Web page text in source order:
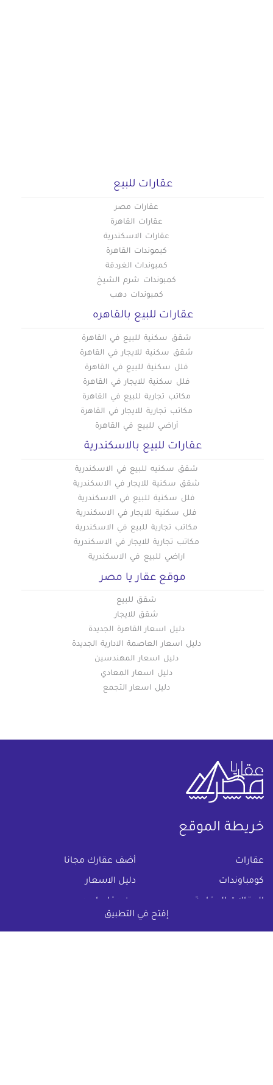
إفتح في التطبيق
عقارات للبيع
عقارات مصر
عقارات القاهرة
عقارات الاسكندرية
كبموندات القاهرة
كمبوندات الغردقة
كمبوندات شرم الشيخ
كمبوندات دهب
عقارات للبيع بالقاهره
شقق سكنية للبيع في القاهرة
شقق سكنية للايجار في القاهرة
فلل سكنية للبيع في القاهرة
فلل سكنية للايجار في القاهرة
مكاتب تجارية للبيع في القاهرة
مكاتب تجارية للايجار في القاهرة
أراضي للبيع في القاهرة
عقارات للبيع بالاسكندرية
شقق سكنيه للبيع في الاسكندرية
شقق سكنية للايجار في الاسكندرية
فلل سكنية للبيع في الاسكندرية
فلل سكنية للايجار في الاسكندرية
مكاتب تجارية للبيع في الاسكندرية
مكاتب تجارية للايجار في الاسكندرية
اراضي للبيع في الاسكندرية
موقع عقار يا مصر
شقق للبيع
شقق للايجار
دليل اسعار القاهرة الجديدة
دليل اسعار العاصمة الادارية الجديدة
دليل اسعار المهندسين
دليل اسعار المعادي
دليل اسعار التجمع
خريطة الموقع
عقارات أضف عقارك مجانا
كومباوندات دليل الاسعار
المقالات العقارية عن عقار يا مصر